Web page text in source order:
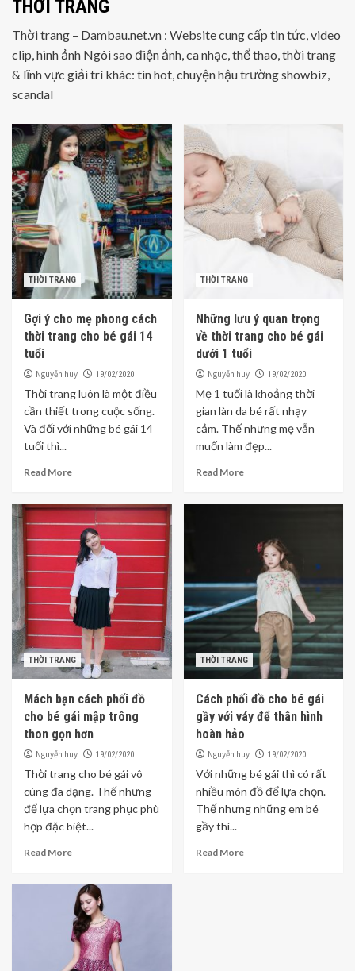
THỜI TRANG
Thời trang – Dambau.net.vn : Website cung cấp tin tức, video
clip, hình ảnh Ngôi sao điện ảnh, ca nhạc, thể thao, thời trang
& lĩnh vực giải trí khác: tin hot, chuyện hậu trường showbiz,
scandal
THỜI TRANG
Gợi ý cho mẹ phong cách
thời trang cho bé gái 14
tuổi
Nguyễn huy 19/02/2020
Thời trang luôn là một điều
cần thiết trong cuộc sống.
Và đối với những bé gái 14
tuổi thì...
Read More
THỜI TRANG
Những lưu ý quan trọng
về thời trang cho bé gái
dưới 1 tuổi
Nguyễn huy 19/02/2020
Mẹ 1 tuổi là khoảng thời
gian làn da bé rất nhạy
cảm. Thế nhưng mẹ vẫn
muốn làm đẹp...
Read More
THỜI TRANG
Mách bạn cách phối đồ
cho bé gái mập trông
thon gọn hơn
Nguyễn huy 19/02/2020
Thời trang cho bé gái vô
cùng đa dạng. Thế nhưng
để lựa chọn trang phục phù
hợp đặc biệt...
Read More
THỜI TRANG
Cách phối đồ cho bé gái
gầy với váy để thân hình
hoàn hảo
Nguyễn huy 19/02/2020
Với những bé gái thì có rất
nhiều món đồ để lựa chọn.
Thế nhưng những em bé
gầy thì...
Read More